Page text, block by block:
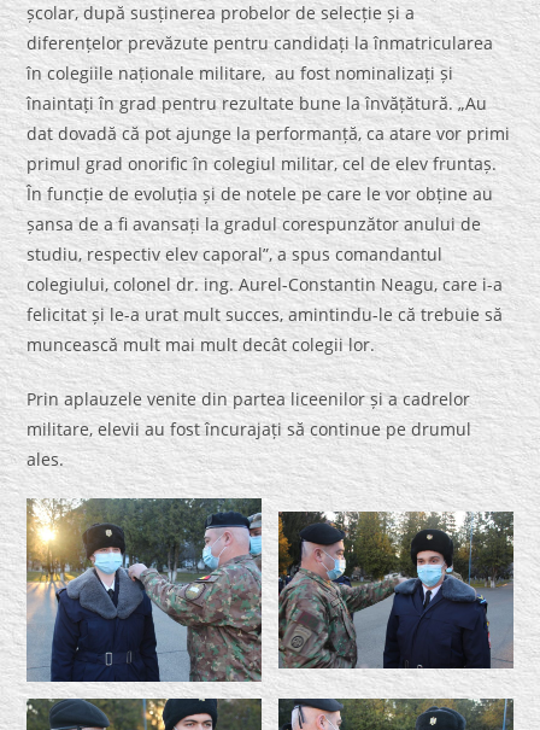
școlar, după susținerea probelor de selecție și a
diferențelor prevăzute pentru candidați la înmatricularea
în colegiile naționale militare, au fost nominalizați și
înaintați în grad pentru rezultate bune la învățătură. „Au
dat dovadă că pot ajunge la performanță, ca atare vor primi
primul grad onorific în colegiul militar, cel de elev fruntaș.
În funcție de evoluția și de notele pe care le vor obține au
șansa de a fi avansați la gradul corespunzător anului de
studiu, respectiv elev caporal”, a spus comandantul
colegiului, colonel dr. ing. Aurel-Constantin Neagu, care i-a
felicitat și le-a urat mult succes, amintindu-le că trebuie să
muncească mult mai mult decât colegii lor.
Prin aplauzele venite din partea liceenilor și a cadrelor
militare, elevii au fost încurajați să continue pe drumul
ales.